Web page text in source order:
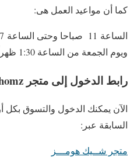
كما أن مواعيد العمل هى:
الساعة 11 صباحا وحتى الساعة 7 مساءً
ويوم الجمعة من الساعة 1:30 ظهراً حتي الساعة 7 مساءً
رابط الدخول إلى متجر chichomz
الآن يمكنك الدخول والتسوق
السابقة عبر:
متجر شــيك هومـــز